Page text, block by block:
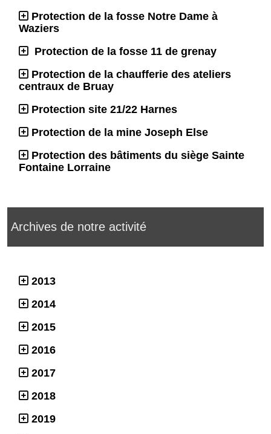
Protection de la fosse Notre Dame à
Waziers
Protection de la fosse 11 de grenay
Protection de la chaufferie des ateliers
centraux de Bruay
Protection site 21/22 Harnes
Protection de la mine Joseph Else
Protection des bâtiments du siège Sainte
Fontaine Lorraine
Archives de notre activité
2013
2014
2015
2016
2017
2018
2019